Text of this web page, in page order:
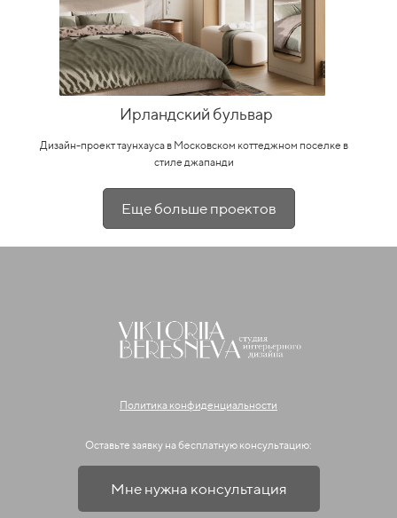
Ирландский бульвар
Дизайн-проект таунхауса в Московском коттеджном поселке в
стиле джапанди
Еще больше проектов
Политика конфиденциальности
Оставьте заявку на бесплатную консультацию:
Мне нужна консультация